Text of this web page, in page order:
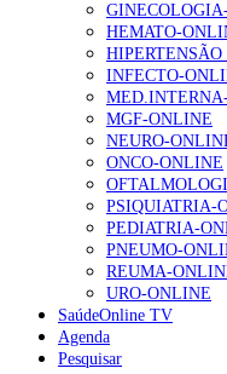
Alguns
família com
160 visualizações
“Os
custo-efetivos
sustentável
94 visualizações
Quase quatro
apresentavam
HEMATO-
INFECTO-
MGF-ONLINE
NEURO-
ONCO-ONLINE
PSIQUIATRIA-
PEDIATRIA-
PNEUMO-
REUMA-
URO-ONLINE
SaúdeOnline TV
Agenda
Pesquisar